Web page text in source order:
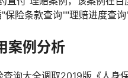
险条款查询""理赔进度查询"
案例分析